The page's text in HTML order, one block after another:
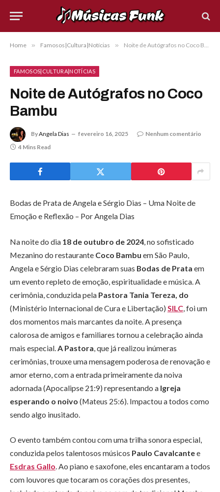
Home » Famosos|Cultura|Notícias » Noite de Autógrafos no Coco Bambu
FAMOSOS|CULTURA|NOTÍCIAS
Noite de Autógrafos no Coco
Bambu
ByAngela Dias fevereiro 16, 2025
Nenhum comentário
4 Mins Read
Bodas de Prata de Angela e Sérgio Dias – Uma Noite de
Emoção e Reflexão – Por Angela Dias
Na noite do dia 18 de outubro de 2024 , no sofisticado
Mezanino do restaurante Coco Bambu em São Paulo,
Angela e Sérgio Dias celebraram suas Bodas de Prata em
um evento repleto de emoção, espiritualidade e música. A
cerimônia, conduzida pela Pastora Tania Tereza, do
(Ministério Internacional de Cura e Libertação) SILC , foi um
dos momentos mais marcantes da noite. A presença
calorosa de amigos e familiares tornou a celebração ainda
mais especial. A Pastora , que já realizou inúmeras
cerimônias, trouxe uma mensagem poderosa de renovação e
amor eterno, com a entrada primeiramente da noiva
adornada (Apocalipse 21:9) representando a Igreja
esperando o noivo (Mateus 25:6). Impactou a todos como
sendo algo inusitado.
O evento também contou com uma trilha sonora especial,
conduzida pelos talentosos músicos Paulo Cavalcantee
Esdras Gallo. Ao piano e saxofone, eles encantaram a todos
com louvores que tocaram os corações dos presentes,